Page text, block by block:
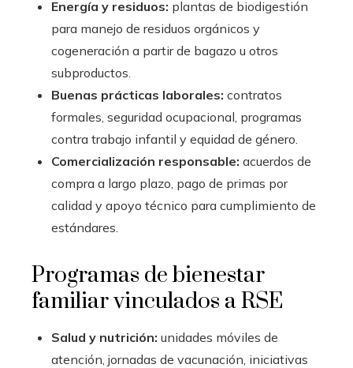
Energía y residuos: plantas de biodigestión
para manejo de residuos orgánicos y
cogeneración a partir de bagazo u otros
subproductos.
Buenas prácticas laborales: contratos
formales, seguridad ocupacional, programas
contra trabajo infantil y equidad de género.
Comercialización responsable: acuerdos de
compra a largo plazo, pago de primas por
calidad y apoyo técnico para cumplimiento de
estándares.
Programas de bienestar
familiar vinculados a RSE
Salud y nutrición: unidades móviles de
atención, jornadas de vacunación, iniciativas